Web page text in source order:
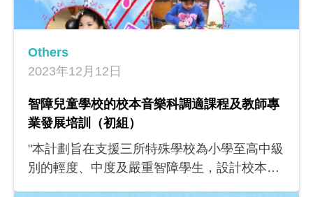
Others
2023年12月12日
智障兒童學校的校本音樂科調適課程及教師專
業發展培訓（初組）
"本計劃旨在支援三所特殊學校為小學至高中級
別的輕度、中度及嚴重智障學生，設計校本音